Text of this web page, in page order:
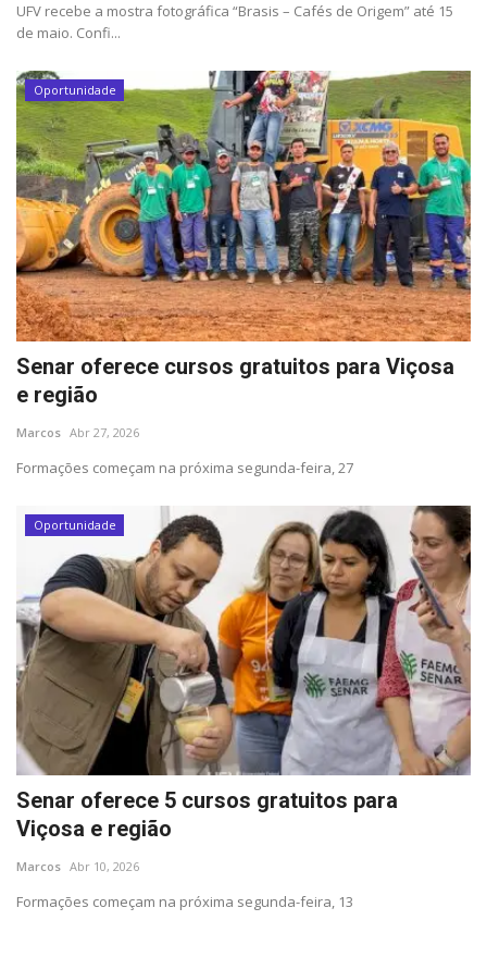
Minas Gerais
UFV recebe a mostra fotográfica “Brasis – Cafés de Origem” até 15
de maio. Confi...
Oportunidade
Senar oferece cursos gratuitos para Viçosa
e região
Marcos Abr 27, 2026
Formações começam na próxima segunda-feira, 27
Oportunidade
Senar oferece 5 cursos gratuitos para
Viçosa e região
Marcos Abr 10, 2026
Formações começam na próxima segunda-feira, 13